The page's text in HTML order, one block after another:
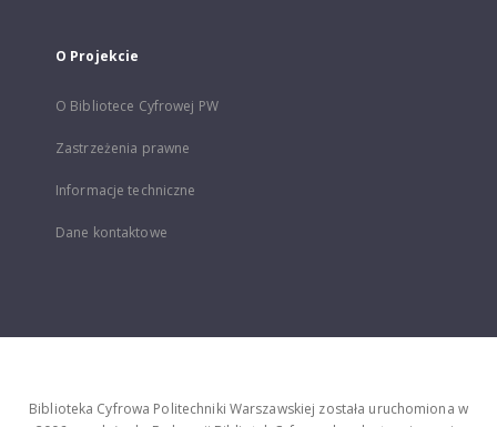
O Projekcie
O Bibliotece Cyfrowej PW
Zastrzeżenia prawne
Informacje techniczne
Dane kontaktowe
Biblioteka Cyfrowa Politechniki Warszawskiej została uruchomiona w